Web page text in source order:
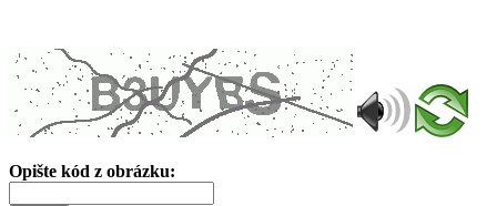
Opište kód z obrázku: